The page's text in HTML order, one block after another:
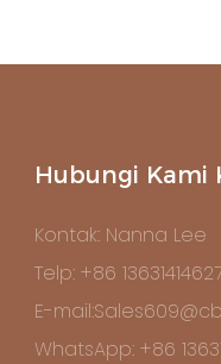
Hubungi Kami
Kontak: Nanna Lee
Telp: +86
E-
WhatsApp: +86